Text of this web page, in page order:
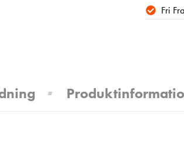
Fri